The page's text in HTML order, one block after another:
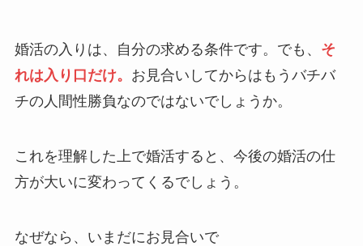
婚活の入りは、自分の求める条件です。でも、 そ
れは入り口だけ。 お見合いしてからはもうバチバ
チの人間性勝負なのではないでしょうか。
これを理解した上で婚活すると、今後の婚活の仕
方が大いに変わってくるでしょう。
なぜなら、いまだにお見合いで